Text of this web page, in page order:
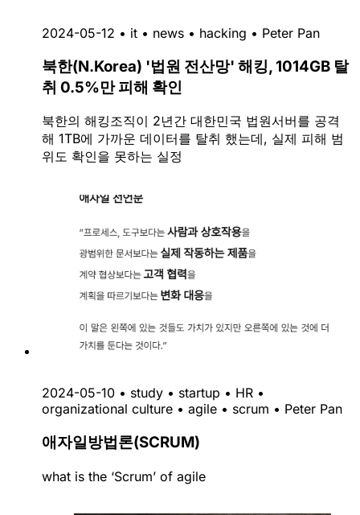
2024-05-12 • it • news • hacking • Peter Pan
북한(N.Korea) '법원 전산망' 해킹, 1014GB 탈
취 0.5%만 피해 확인
북한의 해킹조직이 2년간 대한민국 법원서버를 공격
해 1TB에 가까운 데이터를 탈취 했는데, 실제 피해 범
위도 확인을 못하는 실정
2024-05-10 • study • startup • HR •
organizational culture • agile • scrum • Peter Pan
애자일방법론(SCRUM)
what is the ‘Scrum’ of agile